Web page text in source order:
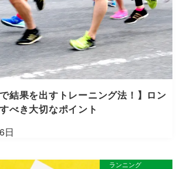
結果を出すトレーニング法！】ロン
べき大切なポイント
日
ランニング